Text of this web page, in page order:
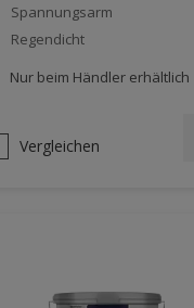
Spannungsarm
Regendicht
Nur beim Händler erhältlich
Vergleichen